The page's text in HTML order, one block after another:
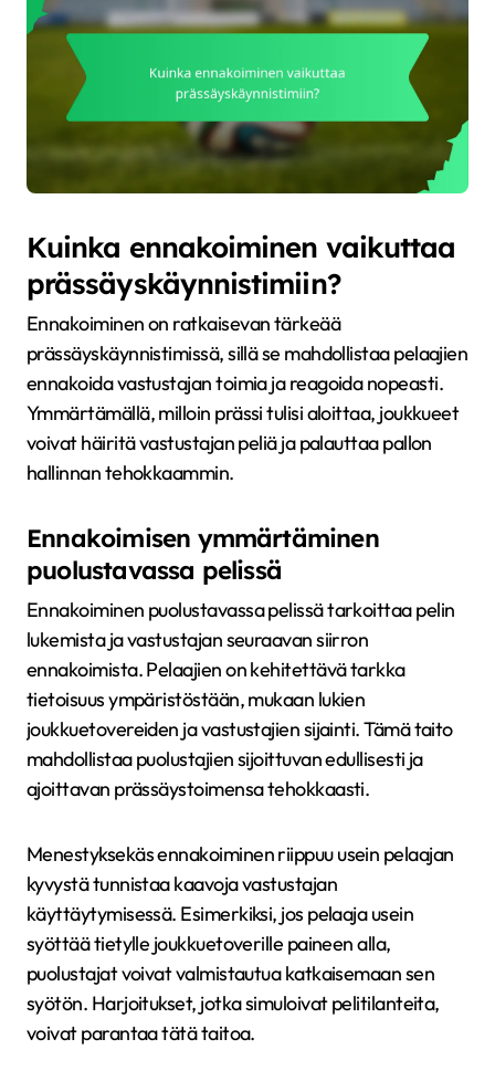
Kuinka ennakoiminen vaikuttaa
prässäyskäynnistimiin?
Ennakoiminen on ratkaisevan tärkeää
prässäyskäynnistimissä, sillä se mahdollistaa pelaajien
ennakoida vastustajan toimia ja reagoida nopeasti.
Ymmärtämällä, milloin prässi tulisi aloittaa, joukkueet
voivat häiritä vastustajan peliä ja palauttaa pallon
hallinnan tehokkaammin.
Ennakoimisen ymmärtäminen
puolustavassa pelissä
Ennakoiminen puolustavassa pelissä tarkoittaa pelin
lukemista ja vastustajan seuraavan siirron
ennakoimista. Pelaajien on kehitettävä tarkka
tietoisuus ympäristöstään, mukaan lukien
joukkuetovereiden ja vastustajien sijainti. Tämä taito
mahdollistaa puolustajien sijoittuvan edullisesti ja
ajoittavan prässäystoimensa tehokkaasti.
Menestyksekäs ennakoiminen riippuu usein pelaajan
kyvystä tunnistaa kaavoja vastustajan
käyttäytymisessä. Esimerkiksi, jos pelaaja usein
syöttää tietylle joukkuetoverille paineen alla,
puolustajat voivat valmistautua katkaisemaan sen
syötön. Harjoitukset, jotka simuloivat pelitilanteita,
voivat parantaa tätä taitoa.